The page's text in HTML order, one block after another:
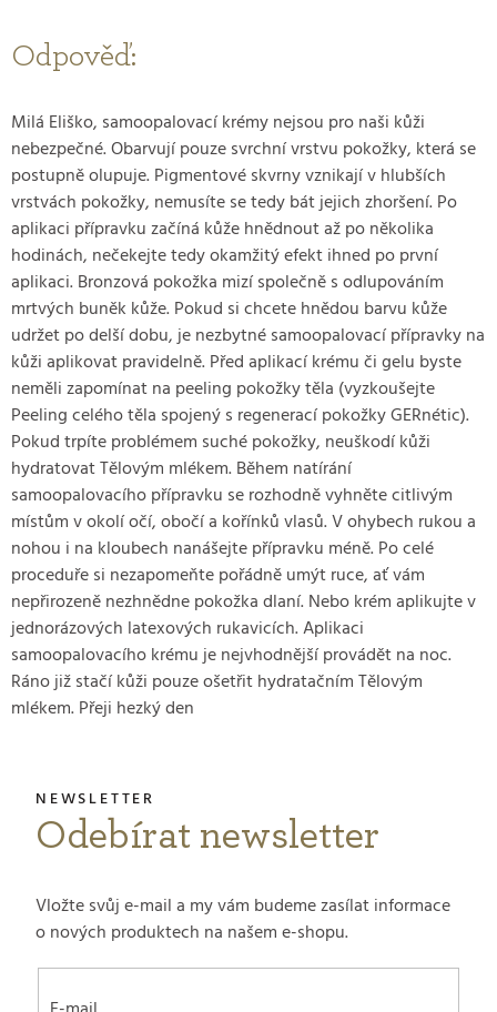
Odpověď:
Milá Eliško, samoopalovací krémy nejsou pro naši kůži
nebezpečné. Obarvují pouze svrchní vrstvu pokožky, která se
postupně olupuje. Pigmentové skvrny vznikají v hlubších
vrstvách pokožky, nemusíte se tedy bát jejich zhoršení. Po
aplikaci přípravku začíná kůže hnědnout až po několika
hodinách, nečekejte tedy okamžitý efekt ihned po první
aplikaci. Bronzová pokožka mizí společně s odlupováním
mrtvých buněk kůže. Pokud si chcete hnědou barvu kůže
udržet po delší dobu, je nezbytné samoopalovací přípravky na
kůži aplikovat pravidelně. Před aplikací krému či gelu byste
neměli zapomínat na peeling pokožky těla (vyzkoušejte
Peeling celého těla spojený s regenerací pokožky GERnétic).
Pokud trpíte problémem suché pokožky, neuškodí kůži
hydratovat Tělovým mlékem. Během natírání
samoopalovacího přípravku se rozhodně vyhněte citlivým
místům v okolí očí, obočí a kořínků vlasů. V ohybech rukou a
nohou i na kloubech nanášejte přípravku méně. Po celé
proceduře si nezapomeňte pořádně umýt ruce, ať vám
nepřirozeně nezhnědne pokožka dlaní. Nebo krém aplikujte v
jednorázových latexových rukavicích. Aplikaci
samoopalovacího krému je nejvhodnější provádět na noc.
Ráno již stačí kůži pouze ošetřit hydratačním Tělovým
mlékem. Přeji hezký den
Odebírat newsletter
Vložte svůj e-mail a my vám budeme zasílat informace
o nových produktech na našem e-shopu.